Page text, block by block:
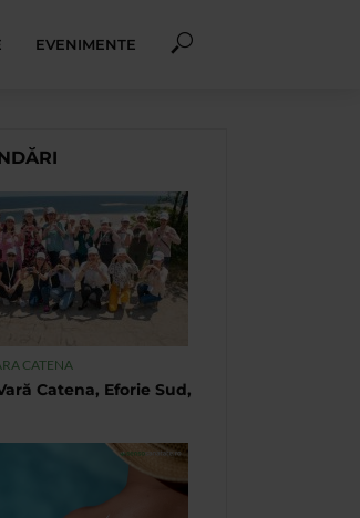
EVENIMENTE
CATENA
Catena, Eforie Sud,